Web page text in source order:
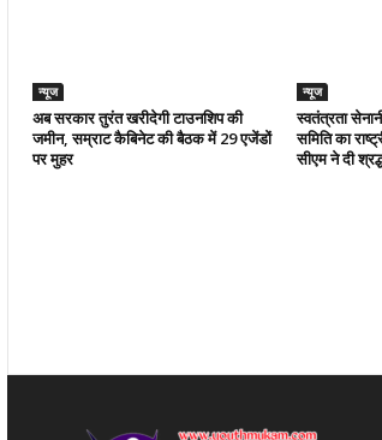
न्यूज
अब सरकार तुरंत खरीदेगी टाउनशिप की
जमीन, सम्राट कैबिनेट की बैठक में 29 एजेंडों
पर मुहर
न्यूज
स्वतंत्रता
समिति का
सीएम ने दी